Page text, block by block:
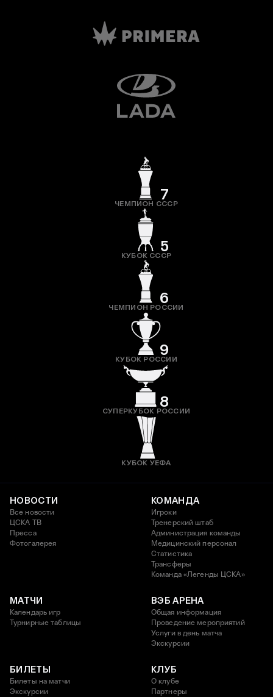
7
ЧЕМПИОН СССР
5
КУБОК СССР
6
ЧЕМПИОН РОССИИ
9
КУБОК РОССИИ
8
СУПЕРКУБОК РОССИИ
КУБОК УЕФА
НОВОСТИ
Все новости
ЦСКА ТВ
Пресса
Фотогалерея
КОМАНДА
Игроки
Тренерский штаб
Администрация команды
Медицинский персонал
Статистика
Трансферы
Команда «Легенды ЦСКА»
МАТЧИ
Календарь игр
Турнирные таблицы
ВЭБ АРЕНА
Общая информация
Проведение мероприятий
Услуги в день матча
Экскурсии
БИЛЕТЫ
Билеты на матчи
Экскурсии
КЛУБ
О клубе
Партнеры